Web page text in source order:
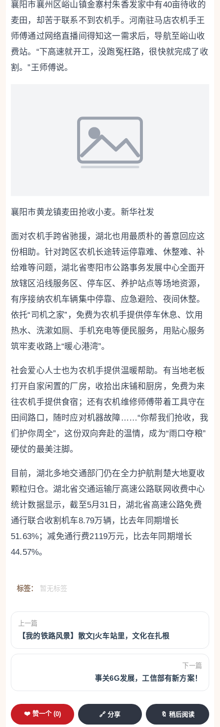
襄阳市襄州区峪山镇金寨村朱香发家中有40亩待收的
麦田，却苦于联系不到农机手。河南驻马店农机手王
师傅通过网络直播间得知这一需求后，导航至峪山收
费站。“下高速就开工，没跑冤枉路，很快就完成了收
割。”王师傅说。
襄阳市黄龙镇麦田抢收小麦。新华社发
面对农机手跨省驰援，湖北也用最质朴的善意回应这
份相助。针对跨区农机长途转运停靠难、休整难、补
给难等问题，湖北省枣阳市公路事务发展中心全面开
放辖区沿线服务区、停车区、养护站点等场地资源，
有序接纳农机车辆集中停靠、应急避险、夜间休整。
依托“司机之家”，免费为农机手提供停车休息、饮用
热水、洗漱如厕、手机充电等便民服务，用贴心服务
筑牢麦收路上“暖心港湾”。
社会爱心人士也为农机手提供温暖帮助。有当地老板
打开自家闲置的厂房，收拾出床铺和厨房，免费为来
往农机手提供食宿；还有农机维修师傅带着工具守在
田间路口，随时应对机器故障……“你帮我们抢收，我
们护你周全”，这份双向奔赴的温情，成为“雨口夺粮”
硬仗的最美注脚。
目前，湖北多地交通部门仍在全力护航荆楚大地夏收
颗粒归仓。湖北省交通运输厅高速公路联网收费中心
统计数据显示，截至5月31日，湖北省高速公路免费
通行联合收割机车8.79万辆，比去年同期增长
51.63%；减免通行费2119万元，比去年同期增长
44.57%。
标签： 暂无标签
上一篇
【我的铁路风景】散文|火车站里，文化在扎根
下一篇
事关6G发展，工信部有新方案！
❤️ 赞一个 (0) 🔗 分享 🔖 稍后阅读